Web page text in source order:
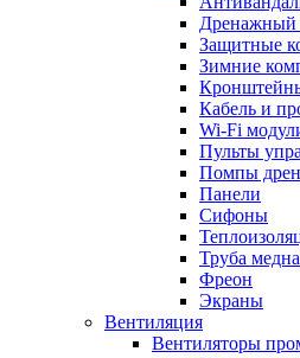
Дренажный
Защитные
Зимние
Кабель и
Wi-Fi
Пульты
Помпы
Панели
Сифоны
Труба
Фреон
Экраны
Вентиляция
Вентиляторы